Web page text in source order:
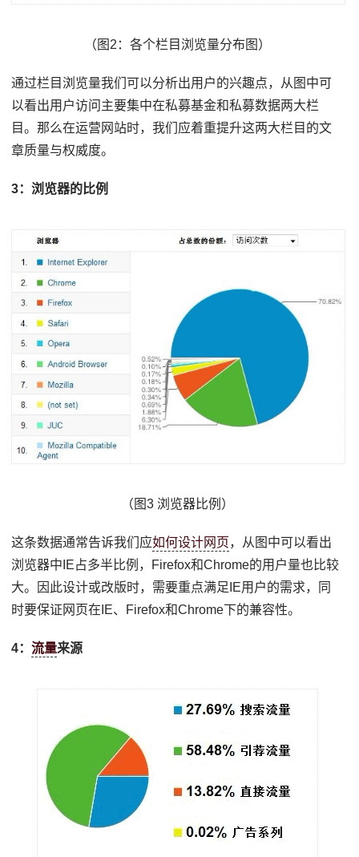
（图2：各个栏目浏览量分布图）
通过栏目浏览量我们可以分析出用户的兴趣点，从图中可
以看出用户访问主要集中在私募基金和私募数据两大栏
目。那么在运营网站时，我们应着重提升这两大栏目的文
章质量与权威度。
3：浏览器的比例
（图3 浏览器比例）
这条数据通常告诉我们应如何设计网页，从图中可以看出
浏览器中IE占多半比例，Firefox和Chrome的用户量也比较
大。因此设计或改版时，需要重点满足IE用户的需求，同
时要保证网页在IE、Firefox和Chrome下的兼容性。
4：流量来源